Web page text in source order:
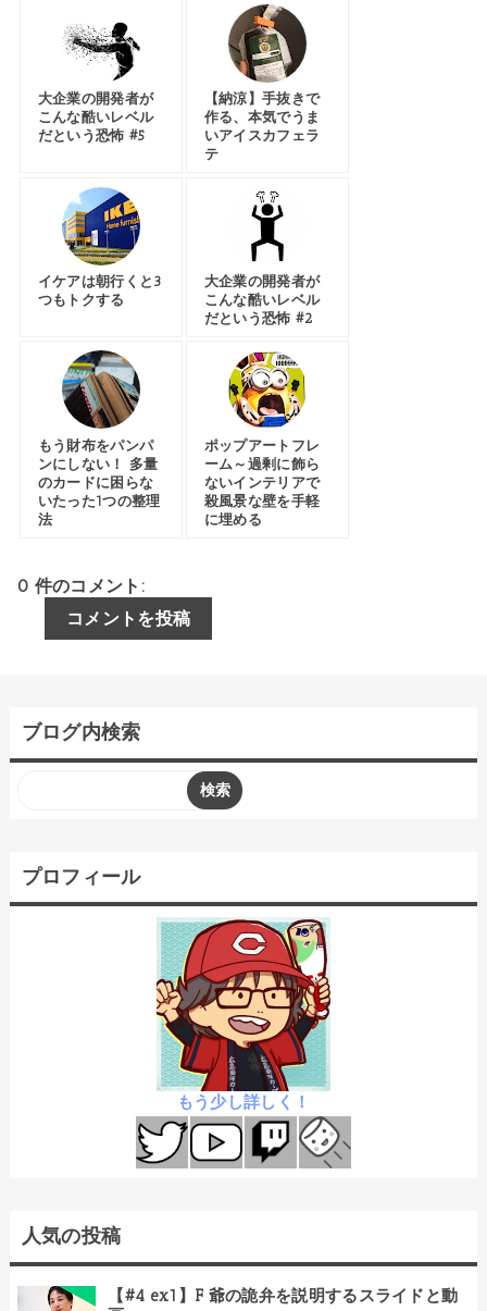
大企業の開発者が
こんな酷いレベル
だという恐怖 #5
【納涼】手抜きで
作る、本気でうま
いアイスカフェラ
テ
イケアは朝行くと3
つもトクする
大企業の開発者が
こんな酷いレベル
だという恐怖 #2
もう財布をパンパ
ンにしない！ 多量
のカードに困らな
いたった1つの整理
法
ポップアートフレ
ーム～過剰に飾ら
ないインテリアで
殺風景な壁を手軽
に埋める
0 件のコメント:
コメントを投稿
ブログ内検索
プロフィール
もう少し詳しく！
人気の投稿
【#4 ex1】F 爺の詭弁を説明するスライドと動